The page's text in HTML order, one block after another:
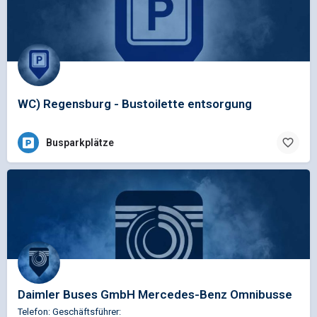
WC) Regensburg - Bustoilette entsorgung
Busparkplätze
Daimler Buses GmbH Mercedes-Benz Omnibusse
Telefon: Geschäftsführer: